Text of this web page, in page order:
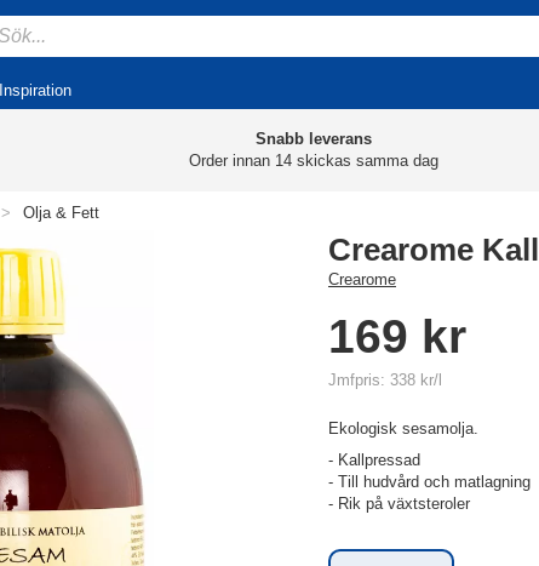
Inspiration
Snabb leverans
Order innan 14 skickas samma dag
> Olja & Fett
Crearome
Crearome
169 kr
Jmfpris: 338 kr/l
Ekologisk sesamolja.
- Kallpressad
- Till hudvård och matlagning
- Rik på växtsteroler